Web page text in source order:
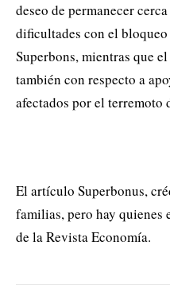
deseo de permanecer
dificultades con el
Superbons, mientras que
también con respecto a
afectados por el terremoto
El artículo Superbonus,
familias, pero hay quienes
de la Revista Economía.